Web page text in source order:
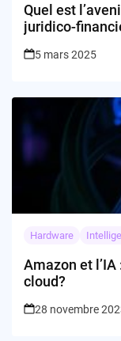
Quel est
juridico-
5 mars 2025
Hardware
Amazon et
cloud?
28 novembre